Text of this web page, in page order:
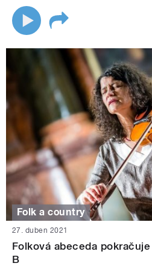
Folk a country
27. duben 2021
Folková abeceda
B